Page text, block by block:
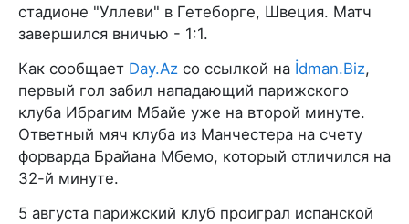
стадионе "Уллеви" в Гетеборге, Швеция. Матч
завершился вничью - 1:1.
Как сообщает Day.Az со ссылкой на İdman.Biz,
первый гол забил нападающий парижского
клуба Ибрагим Мбайе уже на второй минуте.
Ответный мяч клуба из Манчестера на счету
форварда Брайана Мбемо, который отличился на
32-й минуте.
5 августа парижский клуб проиграл испанской